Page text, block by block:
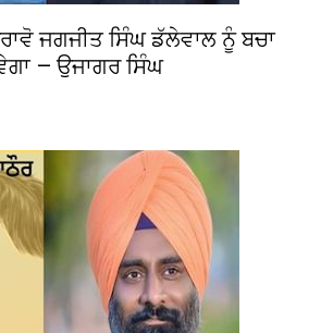
ਜਗਜੀਤ ਸਿੰਘ ਡੱਲੇਵਾਲ ਨੂੰ ਬਚਾ
— ਉਜਾਗਰ ਸਿੰਘ